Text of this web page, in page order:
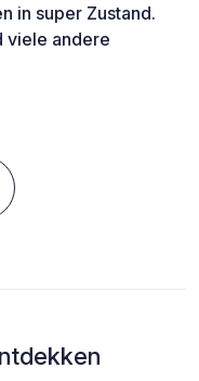
in super Zustand.
viele andere